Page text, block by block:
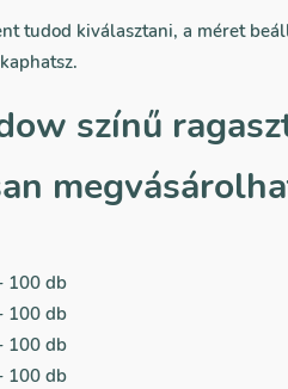
tudod kiválasztani, a méret
színű
100 db
100 db
100 db
100 db